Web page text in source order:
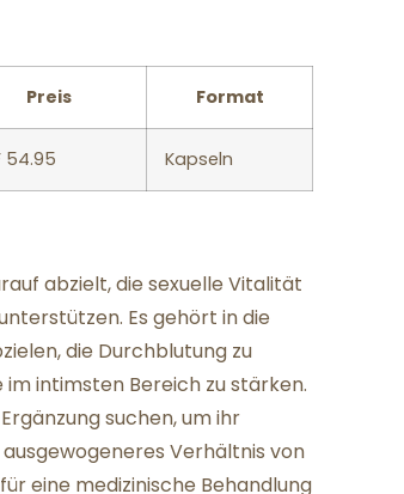
Preis Format
54.95 Kapseln
abzielt, die sexuelle Vitalität
Es gehört in die
die Durchblutung zu
intimsten Bereich zu stärken.
suchen, um ihr
Verhältnis von
eine medizinische Behandlung